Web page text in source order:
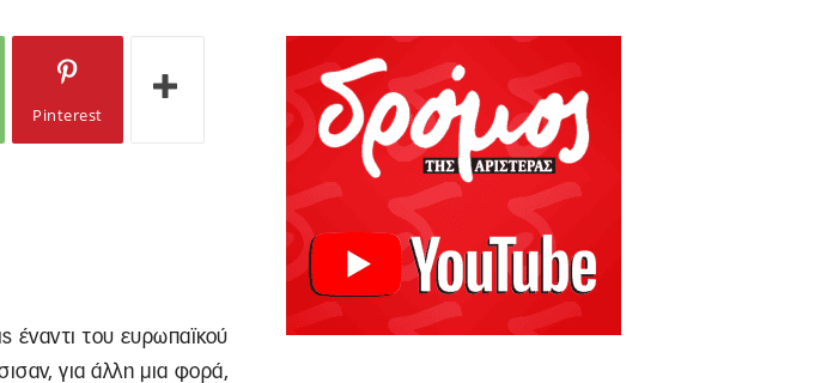
Pinterest
έναντι του ευρωπαϊκού
για άλλη μια φορά,